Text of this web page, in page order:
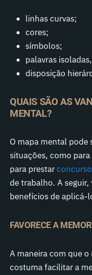
linhas curvas;
cores;
símbolos;
palavras
disposição
QUAIS SÃO AS
MENTAL?
O mapa mental pode
situações, como para
para prestarconcurso
de trabalho. A
benefícios de aplicá-
FAVORECE A
A maneira com que
costuma facilitar a